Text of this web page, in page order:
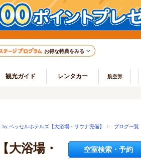
お得な特典をみる
観光ガイド レンタカー 航空券
by ベッセルホテルズ【大浴場・サウナ完備】 > ブログ一覧
大浴場・
空室検索・予約